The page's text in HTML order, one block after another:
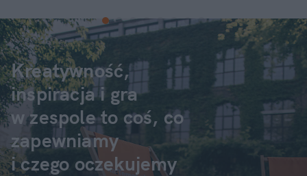
Kreatywność,
inspiracja i gra
w zespole to coś, co
zapewniamy
i czego oczekujemy